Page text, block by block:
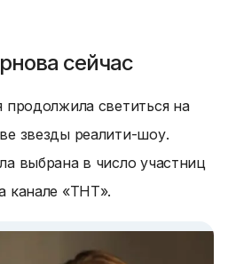
сейчас
продолжила светиться на
звезды реалити-шоу.
выбрана в число участниц
канале «ТНТ».